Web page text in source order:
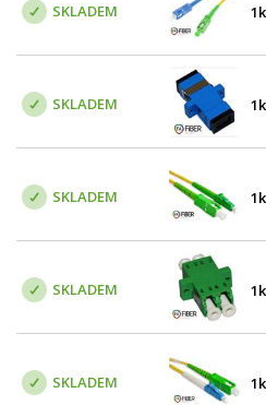
SKLADEM
SKLADEM
SKLADEM
SKLADEM
SKLADEM